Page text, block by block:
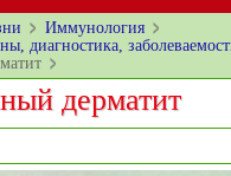
Иммунология
диагностика,
дерматит